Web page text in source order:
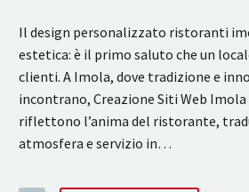
Il design personalizzato ristoranti
estetica: è il primo saluto che un
clienti. A Imola, dove tradizione e
incontrano, Creazione Siti Web
riflettono l’anima del ristorante,
atmosfera e servizio in…